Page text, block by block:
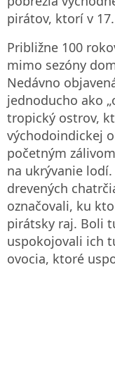
pirátov, ktorí v
Približne 100
mimo sezóny
Nedávno
jednoducho ako
tropický ostrov,
východoindickej
početným
na ukrývanie
drevených
označovali, ku
pirátsky raj. Boli
uspokojovali ich
ovocia, ktoré